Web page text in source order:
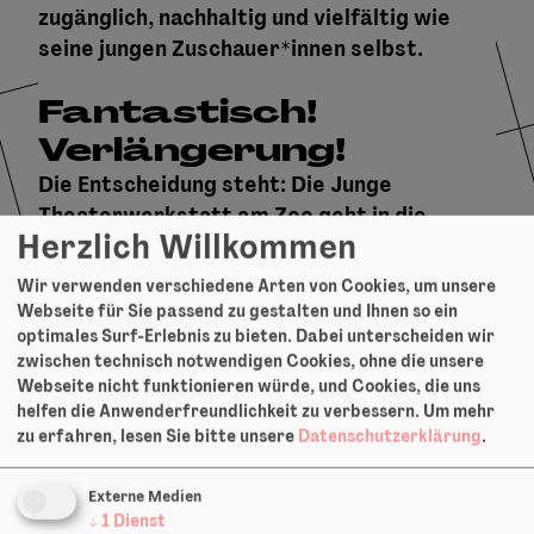
zugänglich, nachhaltig und vielfältig wie
seine jungen Zuschauer*innen selbst.
Fantastisch!
Verlängerung!
Die Entscheidung steht: Die Junge
Theaterwerkstatt am Zoo geht in die
Verlängerung und wird auch 2027 sein
Programm für Junges Publikum mit
Highlights aus Frankfurt, Deutschland und
ganz Europa fortsetzen.
Stay tuned!
Beteiligte und
Herzlich Willkommen
Wir verwenden verschiedene Arten von Cookies, um unsere
Webseite für Sie passend zu gestalten und Ihnen so ein
optimales Surf-Erlebnis zu bieten. Dabei unterscheiden wir
zwischen technisch notwendigen Cookies, ohne die unsere
Webseite nicht funktionieren würde, und Cookies, die uns
helfen die Anwenderfreundlichkeit zu verbessern. Um mehr
zu erfahren, lesen Sie bitte unsere Datenschutzerklärung.
Externe Medien
↓ 1 Dienst